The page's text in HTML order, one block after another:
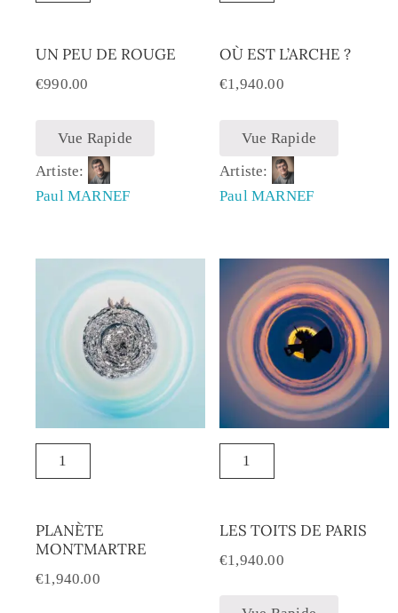
UN PEU DE ROUGE
€990.00
Vue Rapide
Artiste:
Paul MARNEF
OÙ EST L’ARCHE ?
€1,940.00
Vue Rapide
Artiste:
Paul MARNEF
PLANÈTE
MONTMARTRE
€1,940.00
LES TOITS DE PARIS
€1,940.00